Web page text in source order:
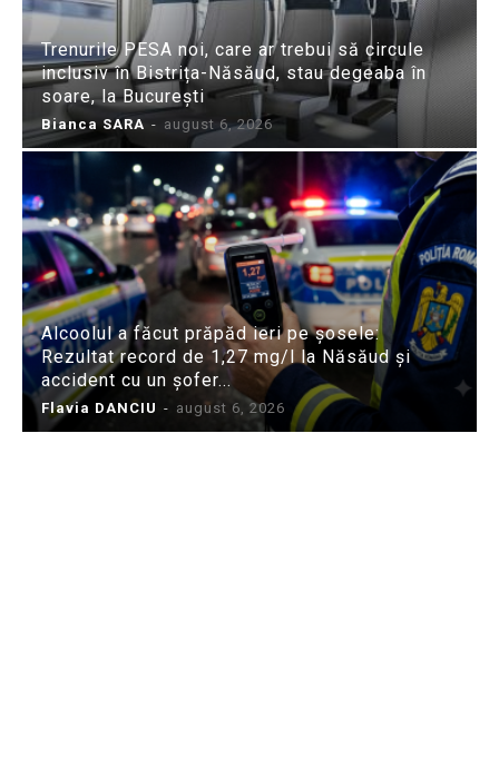
Trenurile PESA noi, care ar trebui să circule
inclusiv în Bistrița-Năsăud, stau degeaba în
soare, la București
Bianca SARA - august 6, 2026
Alcoolul a făcut prăpăd ieri pe șosele:
Rezultat record de 1,27 mg/l la Năsăud și
accident cu un șofer...
Flavia DANCIU - august 6, 2026